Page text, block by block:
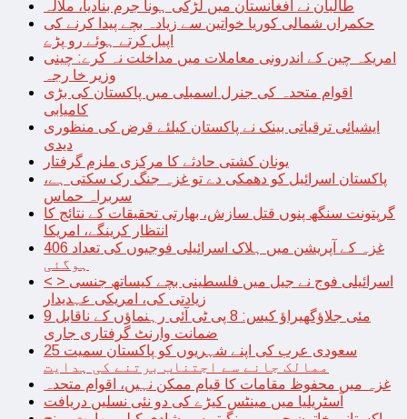
طالبان نے افغانستان میں لڑکی ہونا جرم بنادیا، ملالہ
حکمراں شمالی کوریا خواتین سے زیادہ بچے پیدا کرنے کی
اپیل کرتے ہوئے رو پڑے
امریکہ چین کے اندرونی معاملات میں مداخلت نہ کرے: چینی
وزیر خا رجہ
اقوام متحدہ کی جنرل اسمبلی میں پاکستان کی بڑی
کامیابی
ایشیائی ترقیاتی بینک نے پاکستان کیلئے قرض کی منظوری
دیدی
یونان کشتی حادثے کا مرکزی ملزم گرفتار
پاکستان اسرائیل کو دھمکی دے تو غزہ جنگ رک سکتی ہے،
سربراہ حماس
گرپتونت سنگھ پنوں قتل سازش، بھارتی تحقیقات کے نتائج کا
انتظار کرینگے، امریکا
غزہ کے آپریشن میں ہلاک اسرائیلی فوجیوں کی تعداد 406
ہوگئی
< > اسرائیلی فوج نے جیل میں فلسطینی بچے کیساتھ جنسی
زیادتی کی، امریکی عہدیدار
9 مئی جلاؤگھیراؤ کیس: 8 پی ٹی آئی رہنماؤں کے ناقابل
ضمانت وارنٹ گرفتاری جاری
سعودی عرب کی اپنے شہریوں کو پاکستان سمیت 25
ممالک جانے سے اجتناب برتنے کی ہدایت
غزہ میں محفوظ مقامات کا قیام ممکن نہیں، اقوام متحدہ
آسٹریلیا میں مینٹس کیڑے کی دو نئی نسلیں دریافت